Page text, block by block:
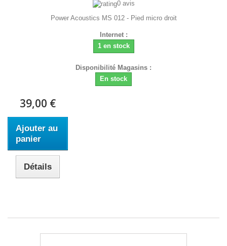
0 avis
Power Acoustics MS 012 - Pied micro droit
Internet :
1 en stock
Disponibilité Magasins :
En stock
39,00 €
Ajouter au
panier
Détails